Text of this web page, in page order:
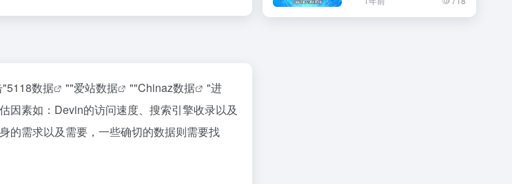
5118数据 ""爱站数据 ""Chinaz数据
"进
因素如：Devin的访问速度、搜索引擎收录以及
的需求以及需要，一些确切的数据则需要找